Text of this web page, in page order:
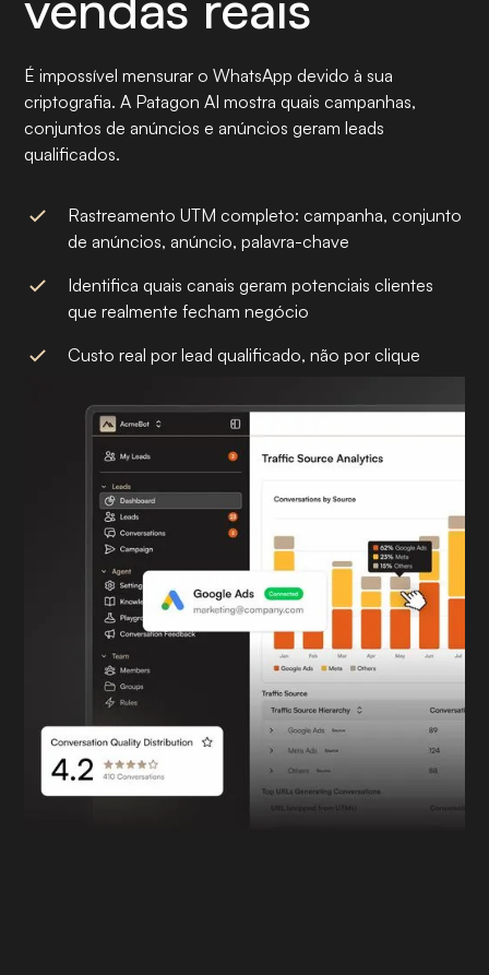
É impossível mensurar o WhatsApp devido à sua
criptografia. A Patagon AI mostra quais campanhas,
conjuntos de anúncios e anúncios geram leads
qualificados.
Rastreamento UTM completo: campanha, conjunto
de anúncios, anúncio, palavra-chave
Identifica quais canais geram potenciais clientes
que realmente fecham negócio
Custo real por lead qualificado, não por clique